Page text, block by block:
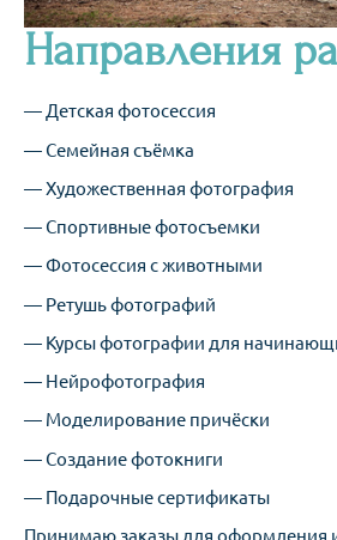
Направления
— Детская фотосессия
— Семейная съёмка
— Художественная фотография
— Спортивные фотосъемки
— Фотосессия с животными
— Ретушь фотографий
— Курсы фотографии для
— Нейрофотография
— Моделирование причёски
— Создание фотокниги
— Подарочные сертификаты
Принимаю заказы для оформления